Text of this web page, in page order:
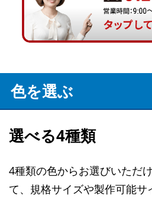
色を選ぶ
選べる4種類
4種類の色からお選びいただ
て、規格サイズや製作可能サ